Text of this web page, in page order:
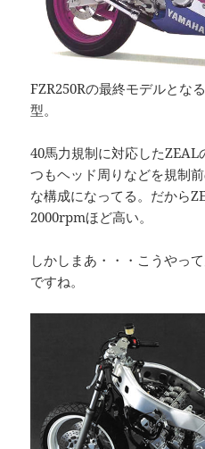
FZR250Rの最終モデルとな
型。
40馬力規制に対応した
つもヘッド周りなどを規制
な構成になってる。だから
2000rpmほど高い。
しかしまあ・・・こうやっ
ですね。